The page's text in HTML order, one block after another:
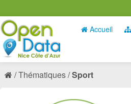
Accueil
Thématiques Sport